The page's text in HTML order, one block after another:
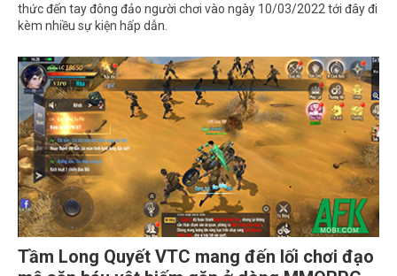
thức đến tay đông đảo người chơi vào ngày 10/03/2022 tới đây đi
kèm nhiều sự kiện hấp dẫn.
Tầm Long Quyết VTC mang đến lối chơi đạo